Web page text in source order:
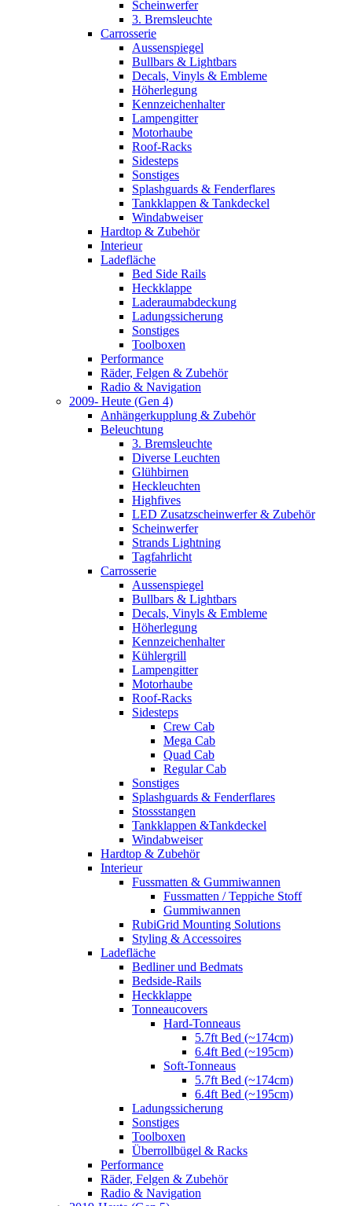
Scheinwerfer
3. Bremsleuchte
Carrosserie
Aussenspiegel
Bullbars & Lightbars
Decals, Vinyls & Embleme
Höherlegung
Kennzeichenhalter
Lampengitter
Motorhaube
Roof-Racks
Sidesteps
Sonstiges
Splashguards & Fenderflares
Tankklappen & Tankdeckel
Windabweiser
Hardtop & Zubehör
Interieur
Ladefläche
Bed Side Rails
Heckklappe
Laderaumabdeckung
Ladungssicherung
Sonstiges
Toolboxen
Performance
Räder, Felgen & Zubehör
Radio & Navigation
2009- Heute (Gen 4)
Anhängerkupplung & Zubehör
Beleuchtung
3. Bremsleuchte
Diverse Leuchten
Glühbirnen
Heckleuchten
Highfives
LED Zusatzscheinwerfer & Zubehör
Scheinwerfer
Strands Lightning
Tagfahrlicht
Carrosserie
Aussenspiegel
Bullbars & Lightbars
Decals, Vinyls & Embleme
Höherlegung
Kennzeichenhalter
Kühlergrill
Lampengitter
Motorhaube
Roof-Racks
Sidesteps
Crew Cab
Mega Cab
Quad Cab
Regular Cab
Sonstiges
Splashguards & Fenderflares
Stossstangen
Tankklappen &Tankdeckel
Windabweiser
Hardtop & Zubehör
Interieur
Fussmatten & Gummiwannen
Fussmatten / Teppiche Stoff
Gummiwannen
RubiGrid Mounting Solutions
Styling & Accessoires
Ladefläche
Bedliner und Bedmats
Bedside-Rails
Heckklappe
Tonneaucovers
Hard-Tonneaus
5.7ft Bed (~174cm)
6.4ft Bed (~195cm)
Soft-Tonneaus
5.7ft Bed (~174cm)
6.4ft Bed (~195cm)
Ladungssicherung
Sonstiges
Toolboxen
Überrollbügel & Racks
Performance
Räder, Felgen & Zubehör
Radio & Navigation